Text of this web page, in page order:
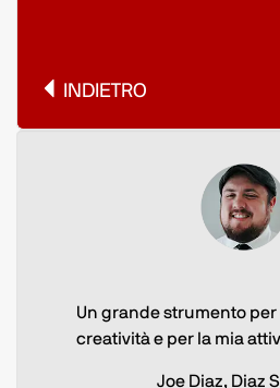
INDIETRO
Un grande strumento
creatività e per la mia
Joe Diaz, Diaz